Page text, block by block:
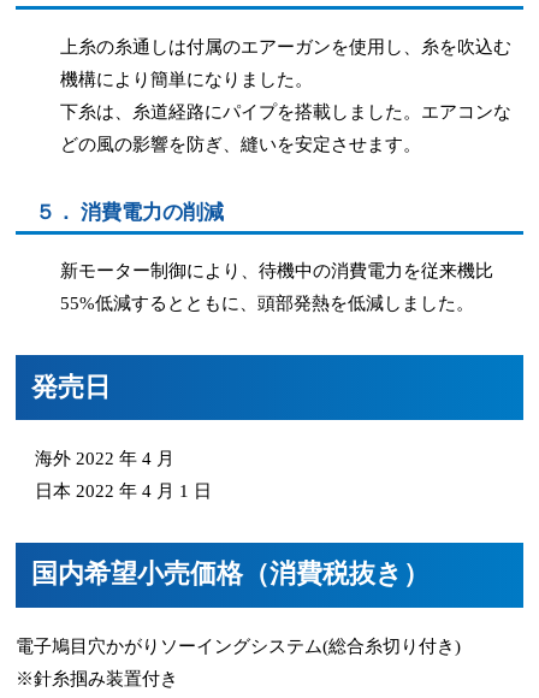
上糸の糸通しは付属のエアーガンを使用し、糸を吹込む
機構により簡単になりました。
下糸は、糸道経路にパイプを搭載しました。エアコンな
どの風の影響を防ぎ、縫いを安定させます。
５． 消費電力の削減
新モーター制御により、待機中の消費電力を従来機比
55%低減するとともに、頭部発熱を低減しました。
発売日
海外 2022 年 4 月
日本 2022 年 4 月 1 日
国内希望小売価格（消費税抜き）
電子鳩目穴かがりソーイングシステム(総合糸切り付き)
※針糸掴み装置付き